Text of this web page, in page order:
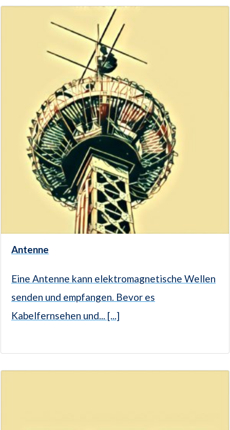
Antenne
Eine Antenne kann elektromagnetische Wellen
senden und empfangen. Bevor es
Kabelfernsehen und... [...]